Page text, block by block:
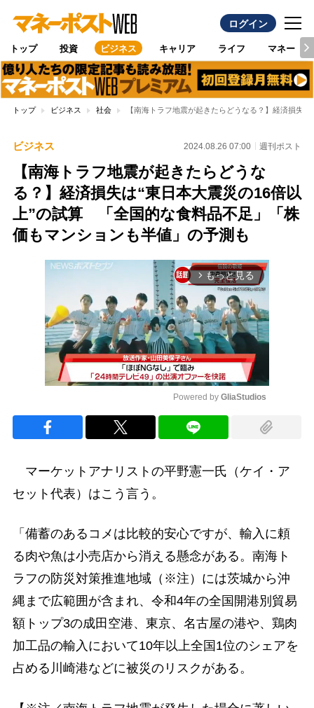
ログイン
トップ 投資 ビジネス キャリア ライフ マネー
トップ ビジネス 社会 【南海トラフ地震が起きたらどうなる？】経済損失
ビジネス 2024.08.26 07:00 週刊ポスト
【南海トラフ地震が起きたらどうな
る？】経済損失は“東日本大震災の16倍以
上”の試算 「全国的な食料品不足」「株
価もマンションも半値」の予測も
arrow_forward_ios もっと見る
Powered by GliaStudios
マーケットアナリストの平野憲一氏（ケイ・ア
セット代表）はこう言う。
「備蓄のあるコメは比較的安心ですが、輸入に頼
る肉や魚は小売店から消える懸念がある。南海ト
ラフの防災対策推進地域（※注）には茨城から沖
縄まで広範囲が含まれ、令和4年の全国開港別貿易
額トップ3の成田空港、東京、名古屋の港や、鶏肉
加工品の輸入において10年以上全国1位のシェアを
占める川崎港などに被災のリスクがある。